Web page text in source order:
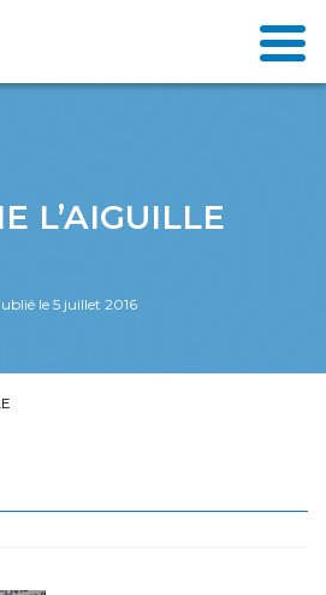
L’AIGUILLE
le 5 juillet 2016